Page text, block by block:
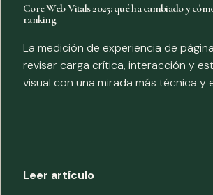
Core Web Vitals 2025: qué ha cambiado y
ranking
La medición de experiencia de
revisar carga crítica, interacción y
visual con una mirada más técnica y
Leer artículo